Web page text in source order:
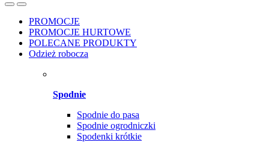
PROMOCJE
PROMOCJE HURTOWE
POLECANE PRODUKTY
Odzież robocza
Spodnie
Spodnie do pasa
Spodnie ogrodniczki
Spodenki krótkie